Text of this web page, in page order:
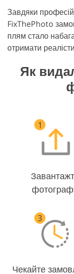
Завдяки
FixThePhoto
плям стало
отримати
Як
Чекайте